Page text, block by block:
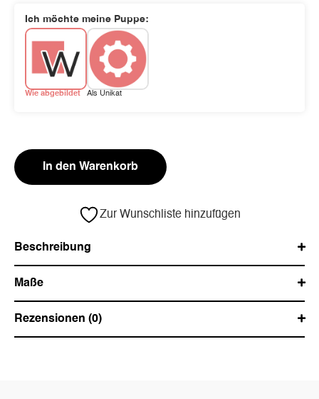
Ich möchte meine Puppe:
Wie abgebildet Als Unikat
In den Warenkorb
Zur Wunschliste hinzufügen
Beschreibung
Maße
Rezensionen (0)